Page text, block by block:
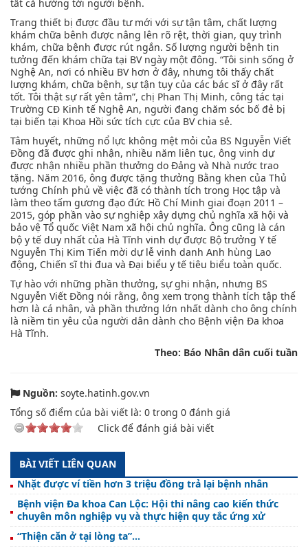
tất cả hướng tới người bệnh.
Trang thiết bị được đầu tư mới với sự tận tâm, chất lượng
khám chữa bênh được nâng lên rõ rệt, thời gian, quy trình
khám, chữa bệnh được rút ngắn. Số lượng người bệnh tin
tưởng đến khám chữa tại BV ngày một đông. “Tôi sinh sống ở
Nghệ An, nơi có nhiều BV hơn ở đây, nhưng tôi thấy chất
lượng khám, chữa bệnh, sự tận tụy của các bác sĩ ở đây rất
tốt. Tôi thật sự rất yên tâm”, chị Phan Thị Minh, công tác tại
Trường CĐ Kinh tế Nghệ An, người đang chăm sóc bố đẻ bị
tại biến tại Khoa Hồi sức tích cực của BV chia sẻ.
Tâm huyết, những nổ lực không mệt mỏi của BS Nguyễn Viết
Đồng đã được ghi nhận, nhiều năm liên tục, ông vinh dự
được nhận nhiều phần thưởng do Đảng và Nhà nước trao
tặng. Năm 2016, ông được tặng thưởng Bằng khen của Thủ
tướng Chính phủ về việc đã có thành tích trong Học tập và
làm theo tấm gương đạo đức Hồ Chí Minh giai đoạn 2011 –
2015, góp phần vào sự nghiệp xây dựng chủ nghĩa xã hội và
bảo vệ Tổ quốc Việt Nam xã hội chủ nghĩa. Ông cũng là cán
bộ y tế duy nhất của Hà Tĩnh vinh dự được Bộ trưởng Y tế
Nguyễn Thị Kim Tiến mời dự lễ vinh danh Anh hùng Lao
động, Chiến sĩ thi đua và Đại biểu y tế tiêu biểu toàn quốc.
Tự hào với những phần thưởng, sự ghi nhận, nhưng BS
Nguyễn Viết Đồng nói rằng, ông xem trọng thành tích tập thể
hơn là cá nhân, và phần thưởng lớn nhất dành cho ông chính
là niềm tin yêu của người dân dành cho Bệnh viện Đa khoa
Hà Tĩnh.
Theo: Báo Nhân dân cuối tuần
Nguồn: soyte.hatinh.gov.vn
Tổng số điểm của bài viết là: 0 trong 0 đánh giá
Click để đánh giá bài viết
BÀI VIẾT LIÊN QUAN
Nhặt được ví tiền hơn 3 triệu đồng trả lại bệnh nhân
Bệnh viện Đa khoa Can Lộc: Hội thi nâng cao kiến thức
chuyên môn nghiệp vụ và thực hiện quy tắc ứng xử
“Thiện căn ở tại lòng ta”...